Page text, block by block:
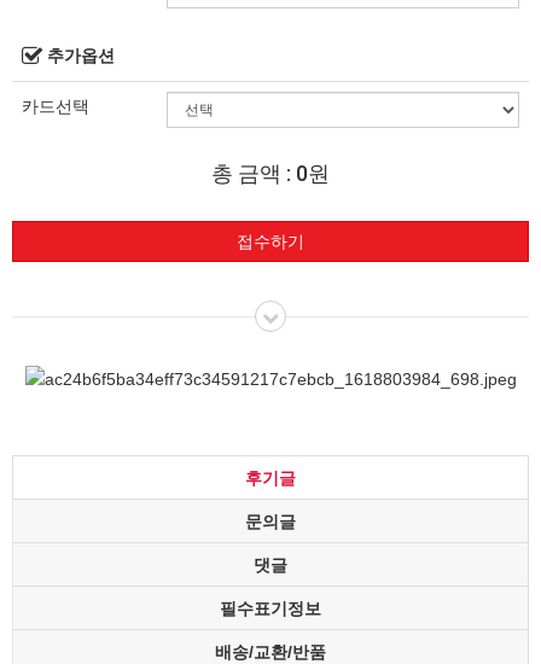
추가옵션
카드선택
총 금액 : 0원
후기글
문의글
댓글
필수표기정보
배송/교환/반품